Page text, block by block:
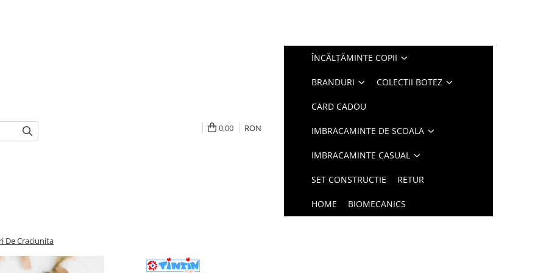
0,00 RON
ÎNCĂLȚĂMINTE COPII
BRANDURI COLECTII BOTEZ
CARD CADOU
IMBRACAMINTE DE SCOALA
IMBRACAMINTE CASUAL
SET CONSTRUCTIE RETUR
HOME BIOMECANICS
De Craciunita